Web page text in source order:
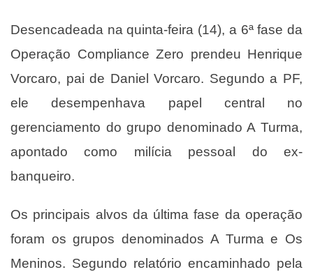
Desencadeada na quinta-feira (14), a 6ª fase da
Operação Compliance Zero prendeu Henrique
Vorcaro, pai de Daniel Vorcaro. Segundo a PF,
ele desempenhava papel central no
gerenciamento do grupo denominado A Turma,
apontado como milícia pessoal do ex-
banqueiro.
Os principais alvos da última fase da operação
foram os grupos denominados A Turma e Os
Meninos. Segundo relatório encaminhado pela